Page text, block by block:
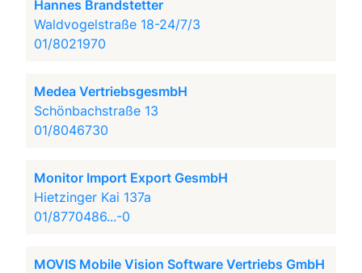
Hannes Brandstetter
Waldvogelstraße 18-24/7/3
01/8021970
Medea VertriebsgesmbH
Schönbachstraße 13
01/8046730
Monitor Import Export GesmbH
Hietzinger Kai 137a
01/8770486...-0
MOVIS Mobile Vision Software Vertriebs GmbH